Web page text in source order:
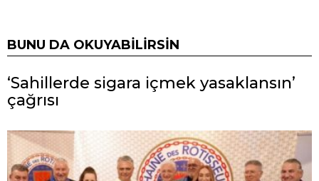
BUNU DA OKUYABILIRSIN
‘Sahillerde sigara içmek yasaklansın’
çağrısı